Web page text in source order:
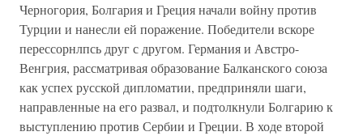
Черногория, Болгария и Греция начали войну против
Турции и нанесли ей поражение. Победители вскоре
перессорнлпсь друг с другом. Германия и Австро-
Венгрия, рассматривая образование Балканского союза
как успех русской дипломатии, предприняли шаги,
направленные на его развал, и подтолкнули Болгарию к
выступлению против Сербии и Греции. В ходе второй